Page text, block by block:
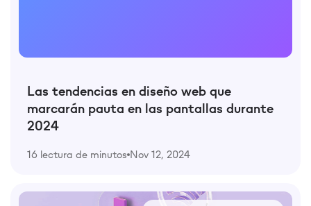
Las tendencias en diseño web que
marcarán pauta en las pantallas durante
2024
16 lectura de minutos Nov 12, 2024